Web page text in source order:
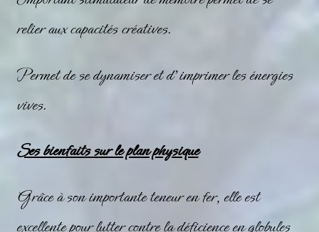
relier aux capacités créatives.
Permet de se dynamiser et d’imprimer les énergies
vives.
Ses bienfaits sur le plan physique
Grâce à son importante teneur en fer, elle est
excellente pour lutter contre la déficience en globules